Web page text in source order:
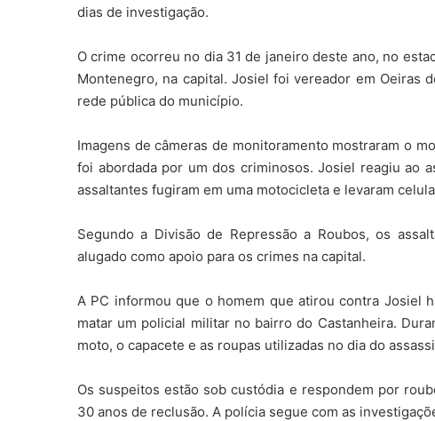
dias de investigação.
O crime ocorreu no dia 31 de janeiro deste ano, no
Montenegro, na capital. Josiel foi vereador em Oeiras
rede pública do município.
Imagens de câmeras de monitoramento mostraram o
foi abordada por um dos criminosos. Josiel reagiu ao
assaltantes fugiram em uma motocicleta e levaram
Segundo a Divisão de Repressão a Roubos, os
alugado como apoio para os crimes na capital.
A PC informou que o homem que atirou contra Josiel
matar um policial militar no bairro do Castanheira.
moto, o capacete e as roupas utilizadas no dia do
Os suspeitos estão sob custódia e respondem por
30 anos de reclusão. A polícia segue com as